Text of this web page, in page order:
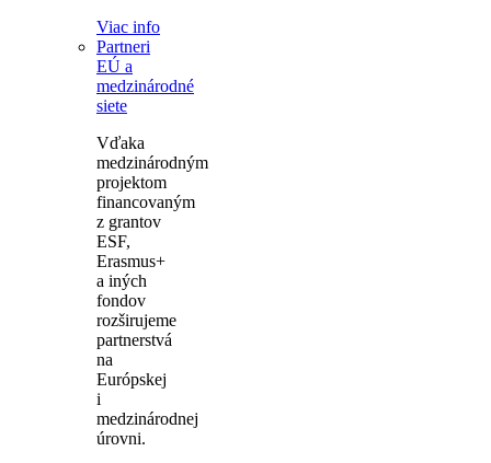
Viac info
Partneri
EÚ a
medzinárodné
siete
Vďaka
medzinárodným
projektom
financovaným
z grantov
ESF,
Erasmus+
a iných
fondov
rozširujeme
partnerstvá
na
Európskej
i
medzinárodnej
úrovni.